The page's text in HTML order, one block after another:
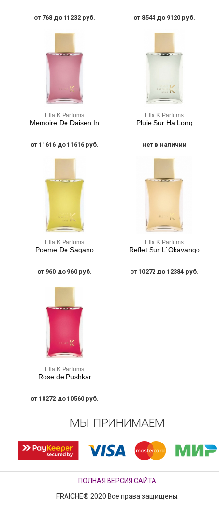
от 768 до 11232 руб. от 8544 до 9120 руб.
Ella K Parfums
Memoire De Daisen In
от 11616 до 11616 руб.
Ella K Parfums
Pluie Sur Ha Long
нет в наличии
Ella K Parfums
Poeme De Sagano
от 960 до 960 руб.
Ella K Parfums
Reflet Sur L`Okavango
от 10272 до 12384 руб.
Ella K Parfums
Rose de Pushkar
от 10272 до 10560 руб.
МЫ ПРИНИМАЕМ
ПОЛНАЯ ВЕРСИЯ САЙТА
FRAICHE® 2020 Все права защищены.